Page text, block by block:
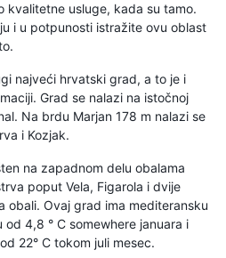
kvalitetne usluge, kada su tamo.
i u potpunosti istražite ovu oblast
najveći hrvatski grad, a to je i
Grad se nalazi na istočnoj
Na brdu Marjan 178 m nalazi se
i Kozjak.
na zapadnom delu obalama
poput Vela, Figarola i dvije
obali. Ovaj grad ima mediteransku
4,8 ° C somewhere januara i
22° C tokom juli mesec.